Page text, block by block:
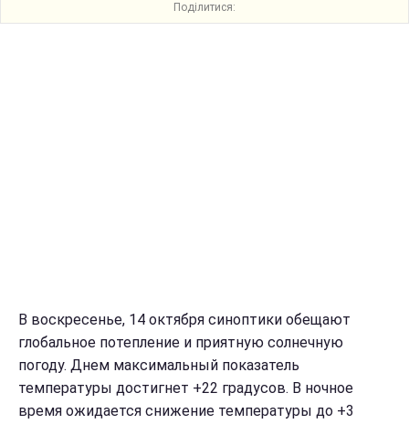
Поділитися:
В воскресенье, 14 октября синоптики обещают
глобальное потепление и приятную солнечную
погоду. Днем максимальный показатель
температуры достигнет +22 градусов. В ночное
время ожидается снижение температуры до +3